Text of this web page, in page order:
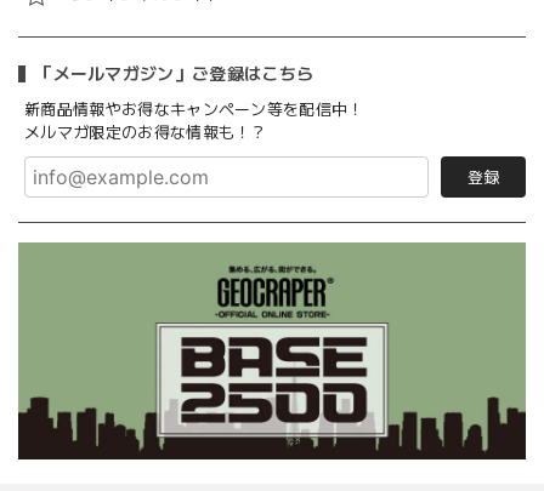
「メールマガジン」ご登録はこちら
新商品情報やお得なキャンペーン等を配信中！
メルマガ限定のお得な情報も！？
登録